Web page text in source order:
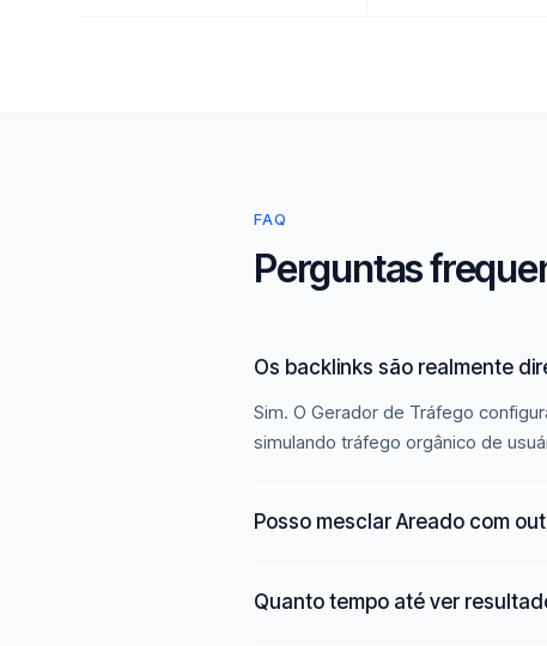
FAQ
Perguntas
Os backlinks são realmente
Sim. O Gerador de Tráfego
simulando tráfego orgânico de
Posso mesclar Areado com
Quanto tempo até ver